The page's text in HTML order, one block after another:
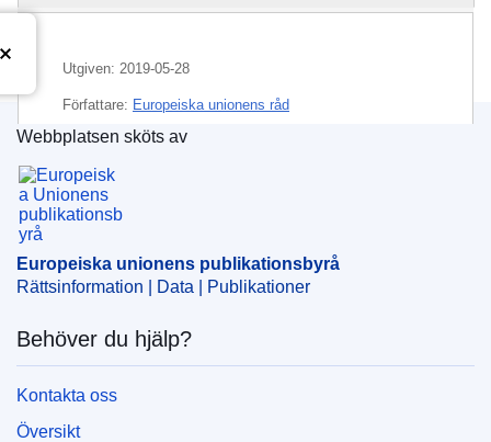
Utgiven: 2019-05-28
Författare: Europeiska unionens råd
IMMC : ST 8732 2019 INIT
Europeiska unionens publikationsbyrå
Webbplatsen sköts av
Europeiska unionens publikationsbyrå
Rättsinformation | Data | Publikationer
Behöver du hjälp?
Kontakta oss
Översikt